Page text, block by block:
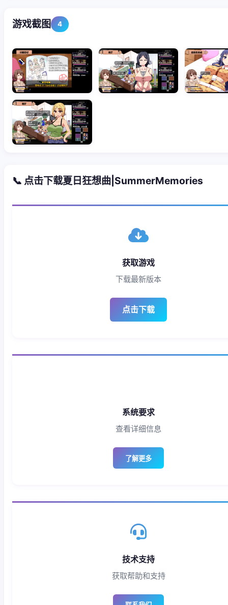
游戏截图 4
📞 点击下载夏日狂想曲|SummerMemories
获取游戏
下载最新版本
点击下载
系统要求
查看详细信息
了解更多
技术支持
获取帮助和支持